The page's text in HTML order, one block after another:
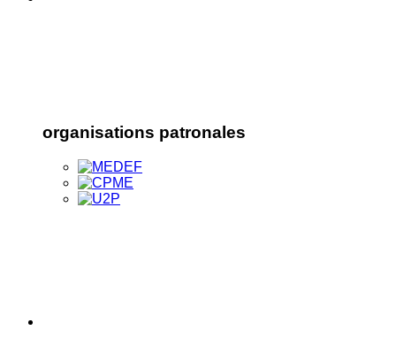
organisations patronales